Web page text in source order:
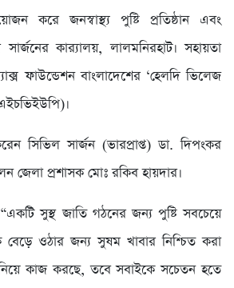
করে জনস্বাস্থ্য পুষ্টি প্রতিষ্ঠান এবং
কার‌্যালয়, লালমনিরহাট। সহায়তা
ফাউন্ডেশন বাংলাদেশের ‘হেলদি ভিলেজ
সিভিল সার্জন (ভারপ্রাপ্ত) ডা. দিপংকর
জেলা প্রশাসক মোঃ রকিব হায়দার।
সুস্থ জাতি গঠনের জন্য পুষ্টি সবচেয়ে
বেড়ে ওঠার জন্য সুষম খাবার নিশ্চিত করা
কাজ করছে, তবে সবাইকে সচেতন হতে